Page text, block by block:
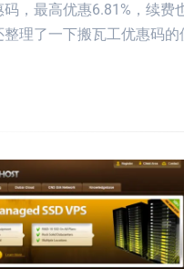
，最高优惠6.81%，续费
整理了一下搬瓦工优惠码的